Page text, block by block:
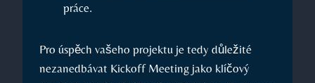
práce.
Pro úspěch vašeho projektu je tedy důležité
nezanedbávat Kickoff Meeting jako klíčový